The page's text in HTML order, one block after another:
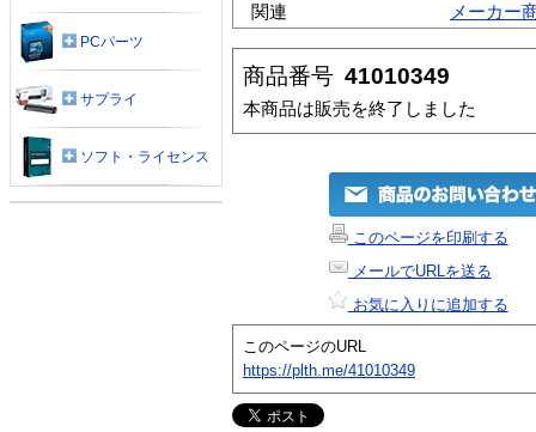
関連
メーカー
商品番号 41010349
本商品は販売を終了しました
このページを印刷する
メールでURLを送る
お気に入りに追加する
このページのURL
https://plth.me/41010349
PCパーツ
サプライ
ソフト・ライセンス